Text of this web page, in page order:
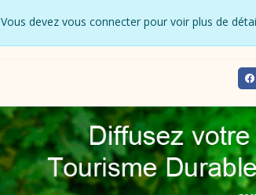
Vous devez vous connecter pour voir plus de